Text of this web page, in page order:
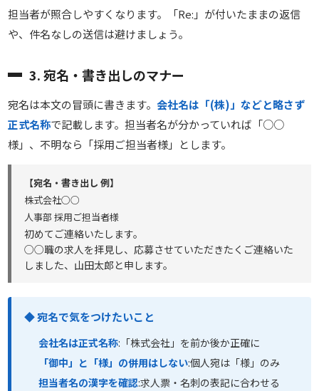
担当者が照合しやすくなります。「Re:」が付いたままの返信
や、件名なしの送信は避けましょう。
3. 宛名・書き出しのマナー
宛名は本文の冒頭に書きます。会社名は「(株)」などと略さず
正式名称で記載します。担当者名が分かっていれば「○○
様」、不明なら「採用ご担当者様」とします。
【宛名・書き出し 例】
株式会社○○
人事部 採用ご担当者様
初めてご連絡いたします。
○○職の求人を拝見し、応募させていただきたくご連絡いた
しました、山田太郎と申します。
◆ 宛名で気をつけたいこと
会社名は正式名称:「株式会社」を前か後か正確に
「御中」と「様」の併用はしない:個人宛は「様」のみ
担当者名の漢字を確認:求人票・名刺の表記に合わせる